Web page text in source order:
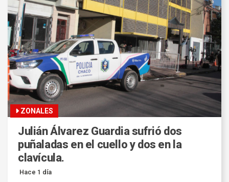
ZONALES
Julián Álvarez Guardia sufrió dos
puñaladas en el cuello y dos en la
clavícula.
Hace 1 día